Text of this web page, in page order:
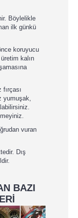
Böylelikle
ilk günkü
koruyucu
kalın
yumuşak,
vuran
Dış
BAZI